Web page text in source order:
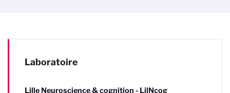
Laboratoire
Lille Neuroscience & cognition - LilNcog